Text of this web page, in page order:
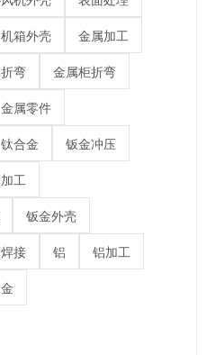
箱外壳 金属加工
弯 金属柜折弯
金属零件
钛合金 钣金冲压
工
钣金外壳
接 铝 铝加工